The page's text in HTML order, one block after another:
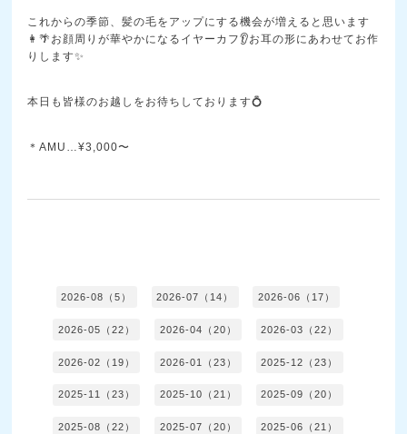
これからの季節、髪の毛をアップにする機会が増えると思います
👩🌴お顔周りが華やかになるイヤーカフ👂️お耳の形にあわせてお作
りします✨️
本日も皆様のお越しをお待ちしております💍
＊AMU…¥3,000〜
2026-08（5） 2026-07（14） 2026-06（17）
2026-05（22） 2026-04（20） 2026-03（22）
2026-02（19） 2026-01（23） 2025-12（23）
2025-11（23） 2025-10（21） 2025-09（20）
2025-08（22） 2025-07（20） 2025-06（21）